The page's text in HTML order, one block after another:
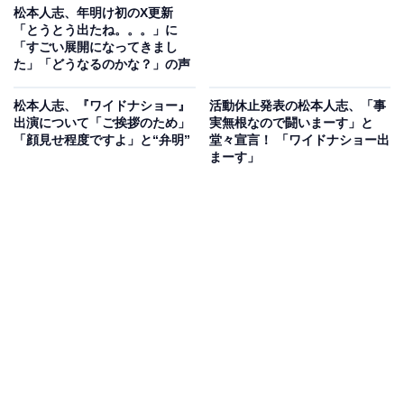
松本人志、年明け初のX更新
「とうとう出たね。。。」に
「すごい展開になってきまし
た」「どうなるのかな？」の声
松本人志、『ワイドナショー』
出演について「ご挨拶のため」
「顔見せ程度ですよ」と“弁明”
活動休止発表の松本人志、「事
実無根なので闘いまーす」と
堂々宣言！ 「ワイドナショー出
まーす」